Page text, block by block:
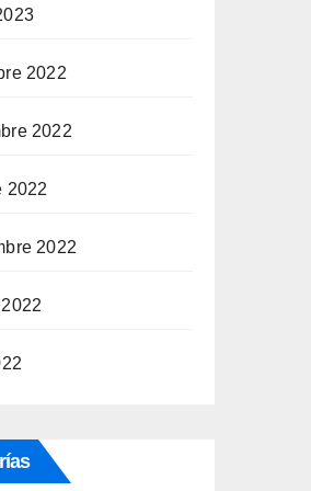
2022
2022
2022
2022